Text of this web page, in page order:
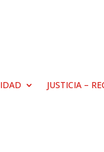
JUSTICIA –